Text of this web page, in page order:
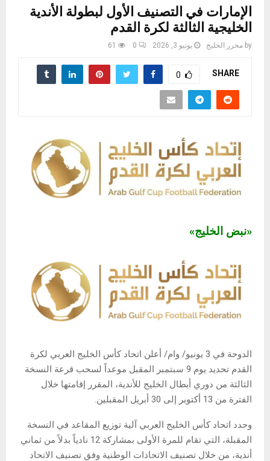
الإمارات في التصنيف الأول لبطولة الأندية
الخليجية الثالثة لكرة القدم
by محرر الخليج يونيو 3, 2026 0
61
SHARE
0
«نبض الخليج»
الدوحة في 3 يونيو/ وام/ أعلن اتحاد كأس الخليج العربي لكرة
القدم تحديد يوم 9 سبتمبر المقبل موعداً لسحب قرعة النسخة
الثالثة من دوري أبطال الخليج للأندية، المقرر إقامتها خلال
الفترة من 13 أكتوبر إلى 30 أبريل المقبلين.
وحدد اتحاد كأس الخليج العربي آلية توزيع المقاعد في النسخة
المقبلة، التي تقام للمرة الأولى بمشاركة 12 نادياً بدلاً من ثماني
أندية، من خلال تصنيف الاتحادات الوطنية وفق تصنيف الاتحاد